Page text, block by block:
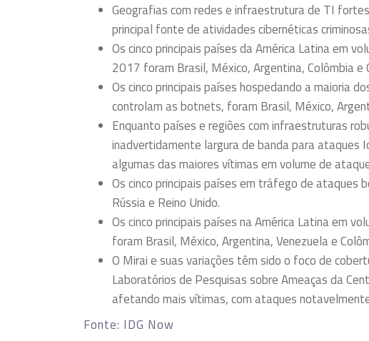
Geografias com redes e infraestrutura de TI
principal fonte de atividades cibernéticas
Os cinco principais países da América Latina em
2017 foram Brasil, México, Argentina, Colômbia e
Os cinco principais países hospedando a maioria
controlam as botnets, foram Brasil, México,
Enquanto países e regiões com infraestruturas
inadvertidamente largura de banda para ataques
algumas das maiores vítimas em volume de
Os cinco principais países em tráfego de ataques
Rússia e Reino Unido.
Os cinco principais países na América Latina em
foram Brasil, México, Argentina, Venezuela e
O Mirai e suas variações têm sido o foco de
Laboratórios de Pesquisas sobre Ameaças da
afetando mais vítimas, com ataques
Fonte: IDG Now